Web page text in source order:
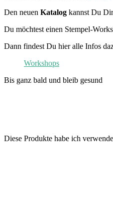
Den neuen Katalog kannst Du
Du möchtest einen Stempel-
Dann findest Du hier alle Infos
Workshops
Bis ganz bald und bleib gesund
Diese Produkte habe ich